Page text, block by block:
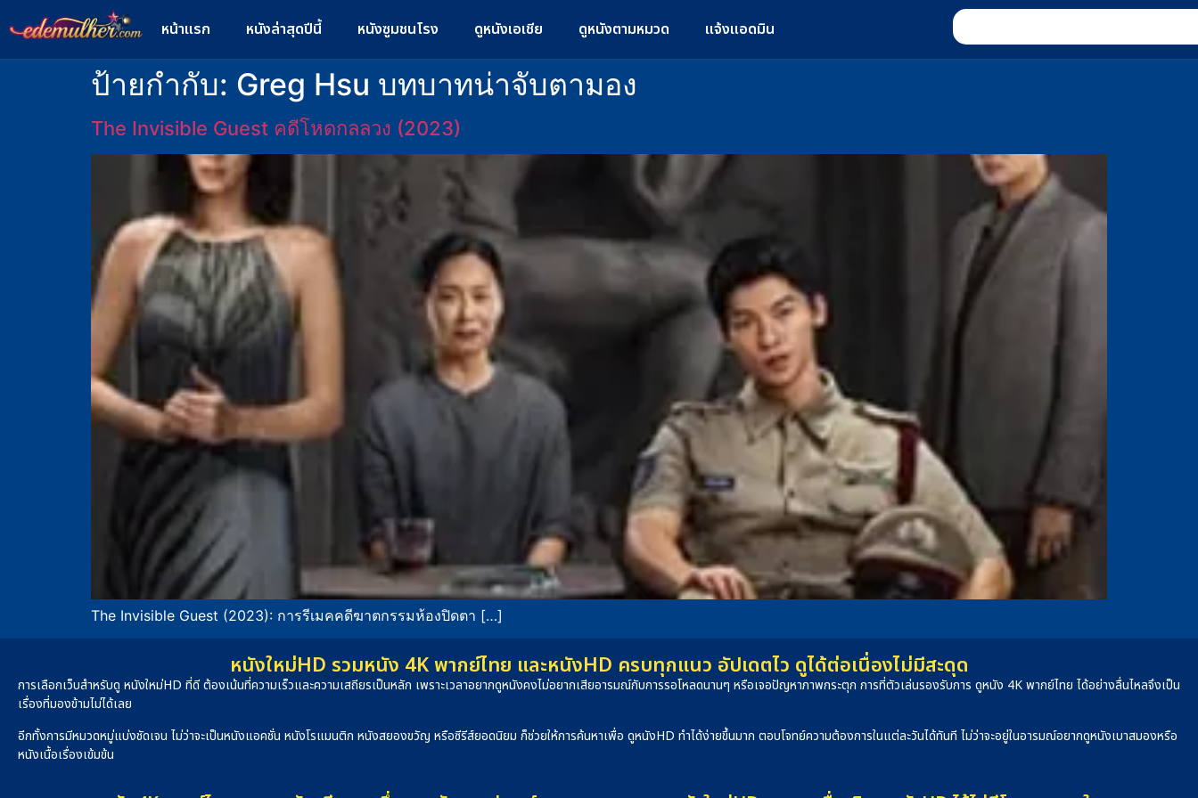
หน้าแรก หนังล่าสุดปีนี้ หนังซูมชนโรง ดูหนังเอเชีย ดูหนังตามหมวด แจ้งแอดมิน
ป้ายกำกับ: Greg Hsu บทบาทน่าจับตามอง
The Invisible Guest คดีโหดกลลวง (2023)
The Invisible Guest (2023): การรีเมคคดีฆาตกรรมห้องปิดตา […]
หนังใหม่HD รวมหนัง 4K พากย์ไทย และหนังHD ครบทุกแนว อัปเดตไว ดูได้ต่อเนื่องไม่มีสะดุด
การเลือกเว็บสำหรับดู หนังใหม่HD ที่ดี ต้องเน้นที่ความเร็วและความเสถียรเป็นหลัก เพราะเวลาอยากดูหนังคงไม่อยากเสียอารมณ์กับการรอโหลดนานๆ หรือเจอปัญหาภาพกระตุก การที่ตัวเล่นรองรับการ ดูหนัง 4K พากย์ไทย ได้อย่างลื่นไหลจึงเป็น
เรื่องที่มองข้ามไม่ได้เลย
อีกทั้งการมีหมวดหมู่แบ่งชัดเจน ไม่ว่าจะเป็นหนังแอคชั่น หนังโรแมนติก หนังสยองขวัญ หรือซีรีส์ยอดนิยม ก็ช่วยให้การค้นหาเพื่อ ดูหนังHD ทำได้ง่ายขึ้นมาก ตอบโจทย์ความต้องการในแต่ละวันได้ทันที ไม่ว่าจะอยู่ในอารมณ์อยากดูหนังเบาสมองหรือ
หนังเนื้อเรื่องเข้มข้น